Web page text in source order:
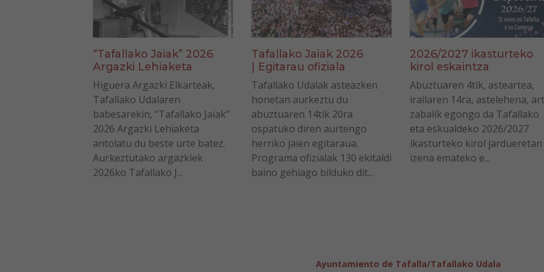
“Tafallako Jaiak” 2026
Argazki Lehiaketa
Higuera Argazki Elkarteak,
Tafallako Udalaren
babesarekin, “Tafallako Jaiak”
2026 Argazki Lehiaketa
antolatu du beste urte batez.
Aurkeztutako argazkiek
2026ko Tafallako J...
Tafallako Jaiak 2026
| Egitarau ofiziala
Tafallako Udalak asteazken
honetan aurkeztu du
abuztuaren 14tik 20ra
ospatuko diren aurtengo
herriko jaien egitaraua.
Programa ofizialak 130 ekitaldi
baino gehiago bilduko dit...
2026/2027 ikasturteko
kirol eskaintza
Abuztuaren 4tik, asteartea,
irailaren 14ra, astelehena,
zabalik egongo da Tafallako
eta eskualdeko 2026/2027
ikasturteko kirol jardueretan
izena emateko e...
Ayuntamiento de Tafalla/Tafallako Udala